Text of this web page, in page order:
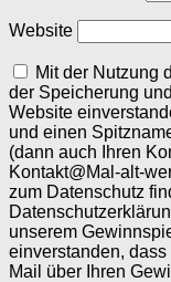
Website
Mit der Nutzung
der Speicherung
Website
und einen
(dann auch Ihren
Kontakt@Mal-alt-
zum Datenschutz
unserem
einverstanden,
Mail über Ihren